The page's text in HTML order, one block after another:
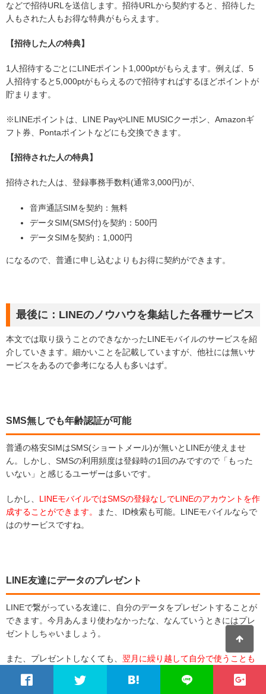
などで招待URLを送信します。招待URLから契約すると、招待した
人もされた人もお得な特典がもらえます。
【招待した人の特典】
1人招待するごとにLINEポイント1,000ptがもらえます。例えば、5
人招待すると5,000ptがもらえるので招待すればするほどポイントが
貯まります。
※LINEポイントは、LINE PayやLINE MUSICクーポン、Amazonギ
フト券、Pontaポイントなどにも交換できます。
【招待された人の特典】
招待された人は、登録事務手数料(通常3,000円)が、
音声通話SIMを契約：無料
データSIM(SMS付)を契約：500円
データSIMを契約：1,000円
になるので、普通に申し込むよりもお得に契約ができます。
最後に：LINEのノウハウを集結した各種サービス
本文では取り扱うことのできなかったLINEモバイルのサービスを紹
介していきます。細かいことを記載していますが、他社には無いサ
ービスをあるので参考になる人も多いはず。
SMS無しでも年齢認証が可能
普通の格安SIMはSMS(ショートメール)が無いとLINEが使えませ
ん。しかし、SMSの利用頻度は登録時の1回のみですので「もった
いない」と感じるユーザーは多いです。
しかし、 LINEモバイルではSMSの登録なしでLINEのアカウントを作
成することができます。
また、ID検索も可能。LINEモバイルならで
はのサービスですね。
LINE友達にデータのプレゼント
LINEで繋がっている友達に、自分のデータをプレゼントすることが
できます。今月あんまり使わなかったな、なんていうときにはプレ
ゼントしちゃいましょう。
また、プレゼントしなくても、 翌月に繰り越して自分で使うことも